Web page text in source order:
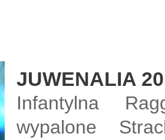
JUWENALIA
Infantylna
wypalone